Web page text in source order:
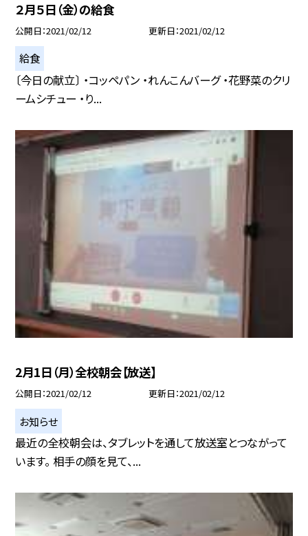
２月５日（金）の給食
公開日 2021/02/12 更新日 2021/02/12
給食
〔今日の献立〕 ・コッペパン ・れんこんバーグ ・花野菜のクリ
ームシチュー ・り...
2月1日（月）全校朝会【放送】
公開日 2021/02/12 更新日 2021/02/12
お知らせ
最近の全校朝会は、タブレットを通して放送室とつながって
います。 相手の顔を見て、...